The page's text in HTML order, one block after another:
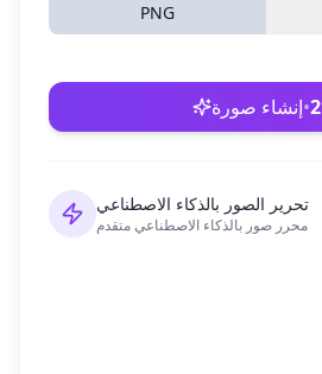
PNG
إنشاء صورة•2
تحرير الصور بالذكاء الاصطناعي
محرر صور بالذكاء الاصطناعي متقدم